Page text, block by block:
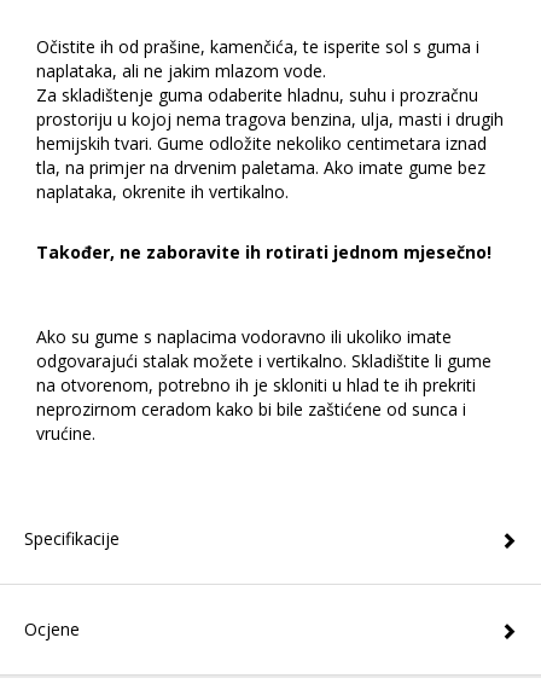
Očistite ih od prašine, kamenčića, te isperite sol s guma i
naplataka, ali ne jakim mlazom vode.
Za skladištenje guma odaberite hladnu, suhu i prozračnu
prostoriju u kojoj nema tragova benzina, ulja, masti i drugih
hemijskih tvari. Gume odložite nekoliko centimetara iznad
tla, na primjer na drvenim paletama. Ako imate gume bez
naplataka, okrenite ih vertikalno.
Također, ne zaboravite ih rotirati jednom mjesečno!
Ako su gume s naplacima vodoravno ili ukoliko imate
odgovarajući stalak možete i vertikalno. Skladištite li gume
na otvorenom, potrebno ih je skloniti u hlad te ih prekriti
neprozirnom ceradom kako bi bile zaštićene od sunca i
vrućine.
Specifikacije
Ocjene